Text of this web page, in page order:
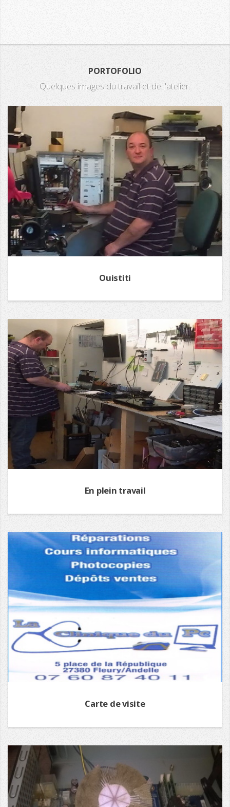
PORTOFOLIO
Quelques images du travail et de l'atelier.
Ouistiti
En plein travail
Carte de visite